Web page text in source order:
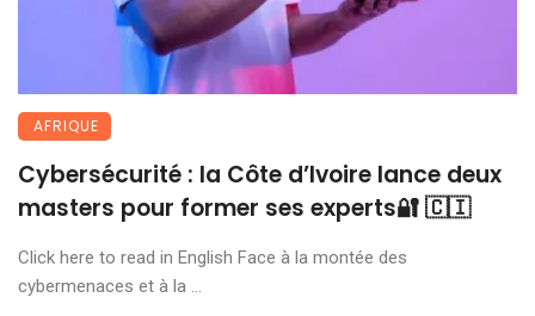
AFRIQUE
Cybersécurité : la Côte d’Ivoire lance deux
masters pour former ses experts🔐 🇨🇮
Click here to read in English Face à la montée des
cybermenaces et à la ...